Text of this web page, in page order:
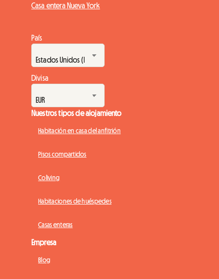
Casa entera Nueva York
País
Divisa
Nuestros tipos de alojamiento
Habitación en casa del anfitrión
Pisos compartidos
Coliving
Habitaciones de huéspedes
Casas enteras
Empresa
Blog